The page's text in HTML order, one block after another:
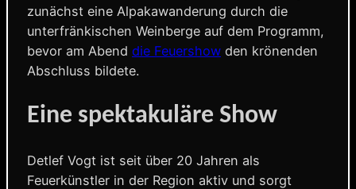
zunächst eine Alpakawanderung durch die
unterfränkischen Weinberge auf dem Programm,
bevor am Abend die Feuershow den krönenden
Abschluss bildete.
Eine spektakuläre Show
Detlef Vogt ist seit über 20 Jahren als
Feuerkünstler in der Region aktiv und sorgt